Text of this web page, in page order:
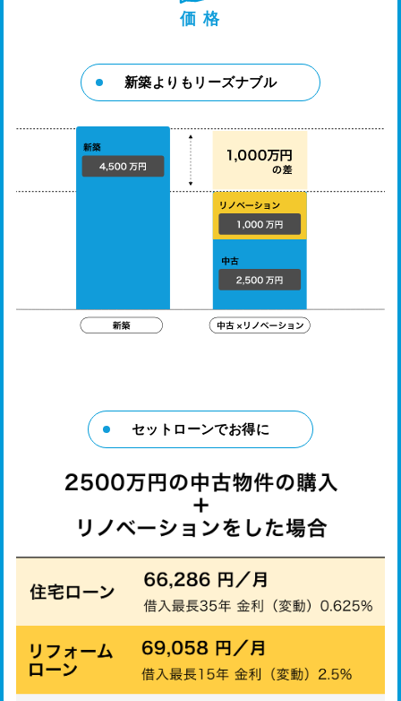
価 格
新築よりもリーズナブル
セットローンでお得に